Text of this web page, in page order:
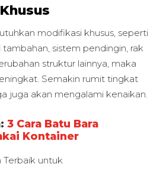
modifikasi khusus, seperti
sistem pendingin, rak
struktur lainnya, maka
Semakin rumit tingkat
juga akan mengalami kenaikan.
3 Cara Batu Bara
Kontainer
Terbaik untuk